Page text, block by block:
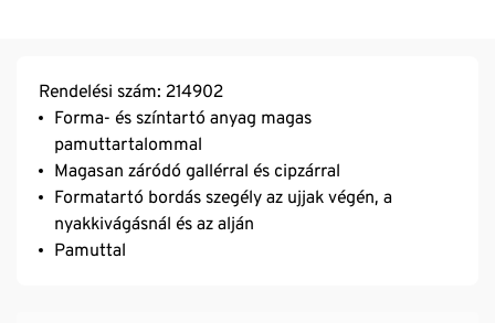
Rendelési szám: 214902
Forma- és színtartó anyag magas
pamuttartalommal
Magasan záródó gallérral és cipzárral
Formatartó bordás szegély az ujjak végén, a
nyakkivágásnál és az alján
Pamuttal